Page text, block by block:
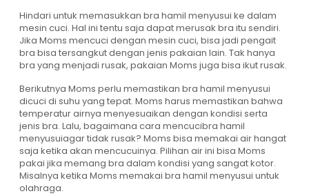
Hindari untuk memasukkan bra hamil menyusui ke dalam
mesin cuci. Hal ini tentu saja dapat merusak bra itu sendiri.
Jika Moms mencuci dengan mesin cuci, bisa jadi pengait
bra bisa tersangkut dengan jenis pakaian lain. Tak hanya
bra yang menjadi rusak, pakaian Moms juga bisa ikut rusak.
Berikutnya Moms perlu memastikan bra hamil menyusui
dicuci di suhu yang tepat. Moms harus memastikan bahwa
temperatur airnya menyesuaikan dengan kondisi serta
jenis bra. Lalu, bagaimana cara mencucibra hamil
menyusuiagar tidak rusak? Moms bisa memakai air hangat
saja ketika akan mencucuinya. Pilihan air ini bisa Moms
pakai jika memang bra dalam kondisi yang sangat kotor.
Misalnya ketika Moms memakai bra hamil menyusui untuk
olahraga.